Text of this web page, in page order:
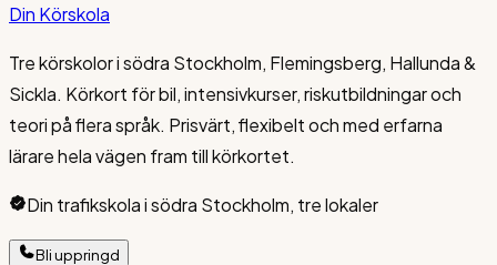
Din Körskola
Tre körskolor i södra Stockholm, Flemingsberg, Hallunda &
Sickla. Körkort för bil, intensivkurser, riskutbildningar och
teori på flera språk. Prisvärt, flexibelt och med erfarna
lärare hela vägen fram till körkortet.
Din trafikskola i södra Stockholm, tre lokaler
Bli uppringd